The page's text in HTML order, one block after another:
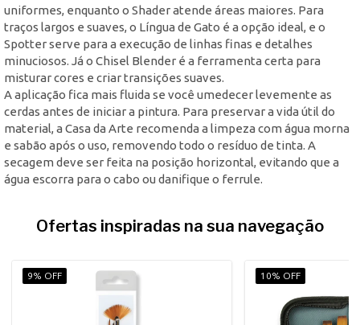
uniformes, enquanto o Shader atende áreas maiores. Para
traços largos e suaves, o Língua de Gato é a opção ideal, e o
Spotter serve para a execução de linhas finas e detalhes
minuciosos. Já o Chisel Blender é a ferramenta certa para
misturar cores e criar transições suaves.
A aplicação fica mais fluida se você umedecer levemente as
cerdas antes de iniciar a pintura. Para preservar a vida útil do
material, a Casa da Arte recomenda a limpeza com água morna
e sabão após o uso, removendo todo o resíduo de tinta. A
secagem deve ser feita na posição horizontal, evitando que a
água escorra para o cabo ou danifique o ferrule.
Ofertas inspiradas na sua navegação
9% OFF 10% OFF